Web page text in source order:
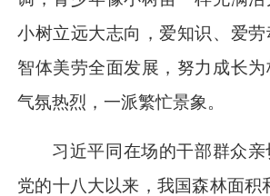
小树立远大志向，爱知识、爱
智体美劳全面发展，努力成长
气氛热烈，一派繁忙景象。
习近平同在场的干部群众亲
党的十八大以来，我国森林面积